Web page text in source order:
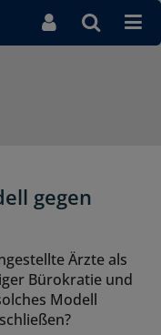
gegen
Ärzte als
Bürokratie und
Modell